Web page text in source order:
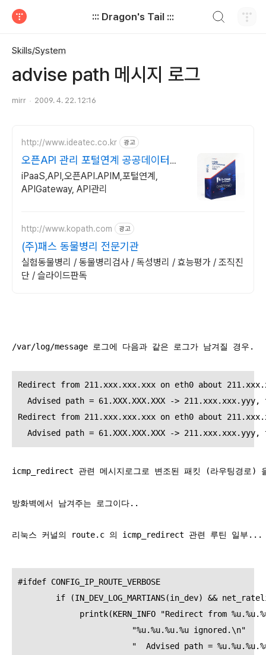
::: Dragon's Tail :::
Skills/System
advise path 메시지 로그
mirr 2009. 4. 22. 12:16
http://www.ideatec.co.kr 광고
오픈API 관리 포털연계 공공데이터개
방 오픈API
iPaaS,API,오픈API.APIM,포털연계,
APIGateway, API관리
http://www.kopath.com 광고
(주)패스 동물병리 전문기관
실험동물병리 / 동물병리검사 / 독성병리 / 효능평가 / 조직진
단 / 슬라이드판독
/var/log/message 로그에 다음과 같은 로그가 남겨질 경우.
Redirect from 211.xxx.xxx.xxx on eth0 about
Advised path = 61.XXX.XXX.XXX -> 211.xxx.xxx.yyy,
Redirect from 211.xxx.xxx.xxx on eth0 about
Advised path = 61.XXX.XXX.XXX -> 211.xxx.xxx.yyy,
icmp_redirect 관련 메시지로그로 변조된 패킷 (라우팅경로)
방화벽에서 남겨주는 로그이다..
리눅스 커널의 route.c 의 icmp_redirect 관련 루틴 일부...
#ifdef CONFIG_IP_ROUTE_VERBOSE
if (IN_DEV_LOG_MARTIANS(in_dev) &&
printk(KERN_INFO "Redirect from
                        "%u.%u.%u.%u ignored.\n"
"  Advised path =